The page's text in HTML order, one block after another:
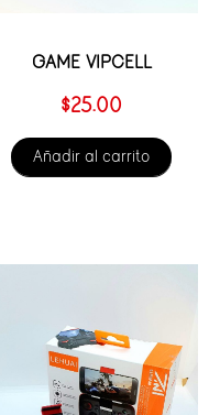
GAME VIPCELL
$25.00
Añadir al carrito